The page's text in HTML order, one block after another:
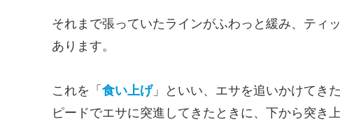
それまで張っていたラインがふわっと緩み、ティ
あります。
これを「 食い上げ」といい、エサを追いかけてき
ピードでエサに突進してきたときに、下から突き